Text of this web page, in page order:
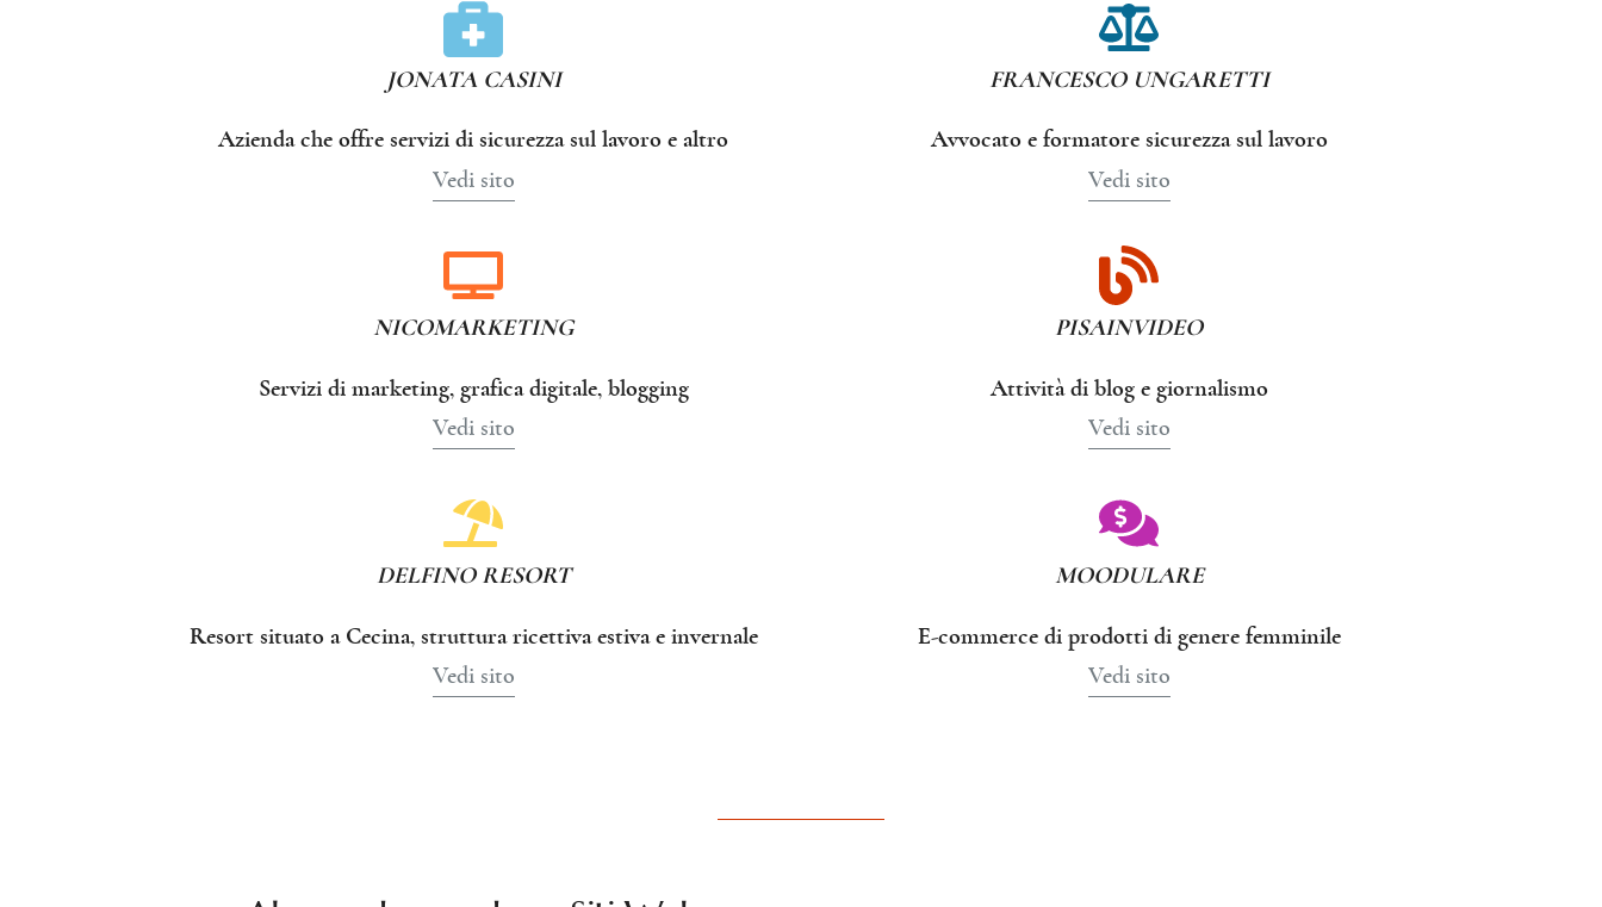
JONATA CASINI
Azienda che offre servizi di sicurezza sul lavoro e altro
Vedi sito
FRANCESCO UNGARETTI
Avvocato e formatore sicurezza sul lavoro
Vedi sito
NICOMARKETING
Servizi di marketing, grafica digitale, blogging
Vedi sito
PISAINVIDEO
Attività di blog e giornalismo
Vedi sito
DELFINO RESORT
Resort situato a Cecina, struttura ricettiva estiva e invernale
Vedi sito
MOODULARE
E-commerce di prodotti di genere femminile
Vedi sito